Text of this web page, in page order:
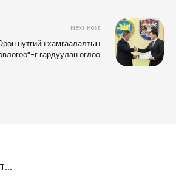
Next Post
нутгийн хамгаалалтын
г гардуулан өглөө